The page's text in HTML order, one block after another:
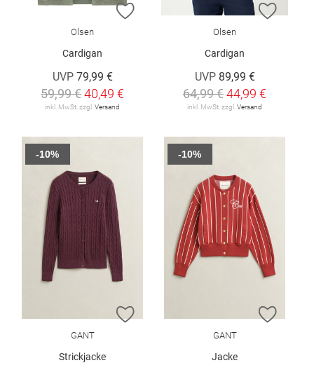
ZUR WUNSCHLISTE HINZUFÜGEN
Olsen
Cardigan
UVP 79,99 €
59,99 €40,49 €
inkl. MwSt. zzgl.Versand
ZUR
Olsen
Cardigan
UVP 89,99 €
64,99 €44,99 €
inkl. MwSt. zzgl.Versand
ZUR WUNSCHLISTE HINZUFÜGEN
GANT
Strickjacke
-10%
ZUR
GANT
Jacke
-10%